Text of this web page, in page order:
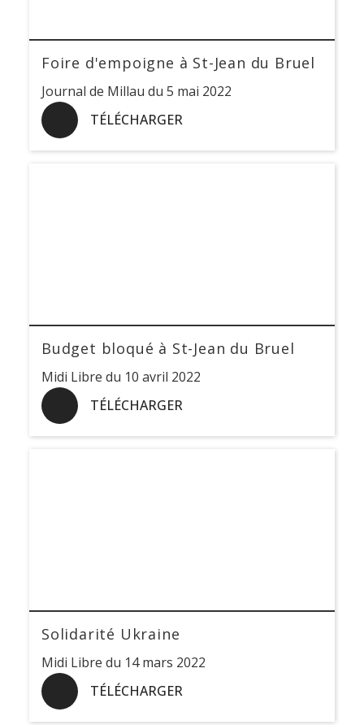
Foire d'empoigne à St-Jean du Bruel
Journal de Millau du 5 mai 2022
TÉLÉCHARGER
Budget bloqué à St-Jean du Bruel
Midi Libre du 10 avril 2022
TÉLÉCHARGER
Solidarité Ukraine
Midi Libre du 14 mars 2022
TÉLÉCHARGER